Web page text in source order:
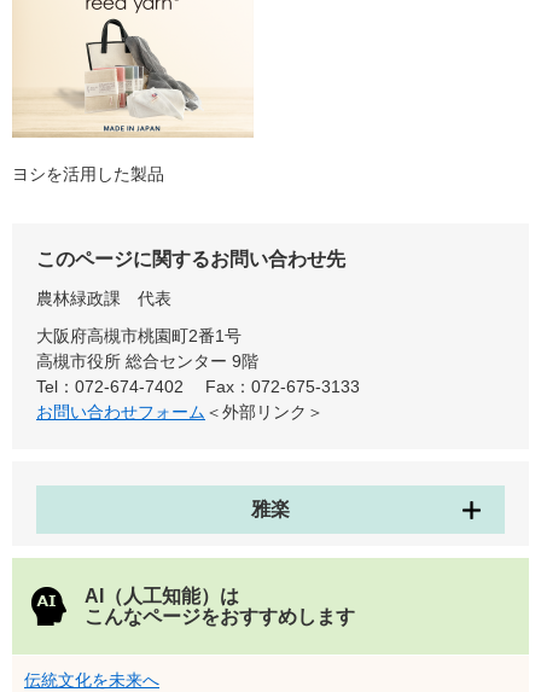
ヨシを活用した製品
このページに関するお問い合わせ先
農林緑政課
代表
大阪府高槻市桃園町2番1号
高槻市役所 総合センター 9階
Tel：072-674-7402
Fax：072-675-3133
お問い合わせフォーム ＜外部リンク＞
雅楽
AI（人工知能）は
こんなページをおすすめします
伝統文化を未来へ